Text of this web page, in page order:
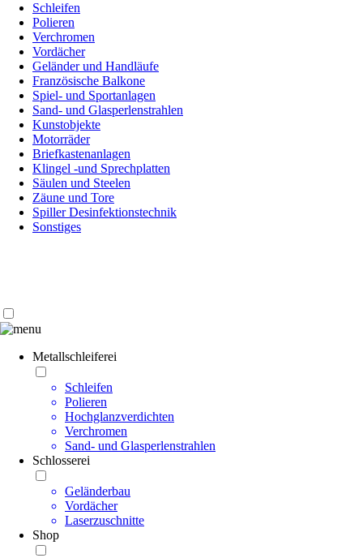
Schleifen
Polieren
Verchromen
Vordächer
Geländer und Handläufe
Französische Balkone
Spiel- und Sportanlagen
Sand- und Glasperlenstrahlen
Kunstobjekte
Motorräder
Briefkastenanlagen
Klingel -und Sprechplatten
Säulen und Steelen
Zäune und Tore
Spiller Desinfektionstechnik
Sonstiges
Metallschleiferei
Schleifen
Polieren
Hochglanzverdichten
Verchromen
Sand- und Glasperlenstrahlen
Schlosserei
Geländerbau
Vordächer
Laserzuschnitte
Shop